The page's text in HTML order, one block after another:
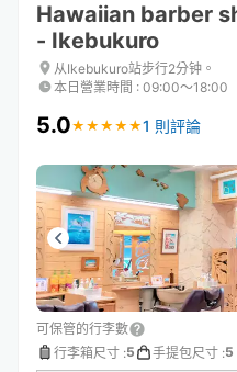
Hawaiian barber
- Ikebukuro
从Ikebukuro站步行2分钟。
本日營業時間 : 09:00〜18:00
5.0★ ★ ★ ★ ★
★ ★ ★ ★ ★1 則評論
可保管的行李數
行李箱尺寸 :5 手提包尺寸 :5